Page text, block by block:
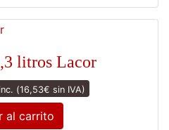
litros Lacor
(16,53€ sin IVA)
al carrito